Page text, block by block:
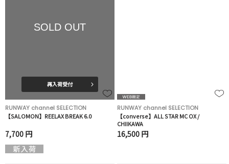
SOLD OUT
再入荷受付
RUNWAY channel SELECTION
【SALOMON】REELAX BREAK 6.0
7,700 円
RUNWAY channel SELECTION
【converse】ALL STAR MC OX /
CHIIKAWA
16,500 円